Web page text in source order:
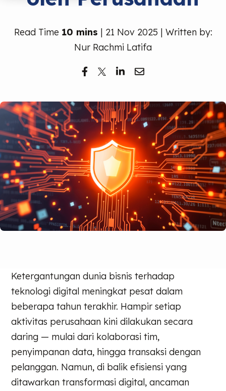
Read Time 10 mins | 21 Nov 2025 | Written by:
Nur Rachmi Latifa
Ketergantungan dunia bisnis terhadap
teknologi digital meningkat pesat dalam
beberapa tahun terakhir. Hampir setiap
aktivitas perusahaan kini dilakukan secara
daring — mulai dari kolaborasi tim,
penyimpanan data, hingga transaksi dengan
pelanggan. Namun, di balik efisiensi yang
ditawarkan transformasi digital, ancaman